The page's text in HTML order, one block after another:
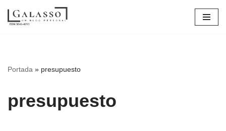
Saltar
Portada » presupuesto
presupuesto